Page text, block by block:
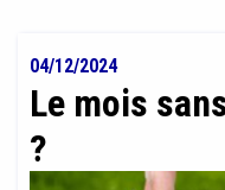
04/12/2024
Le mois
?